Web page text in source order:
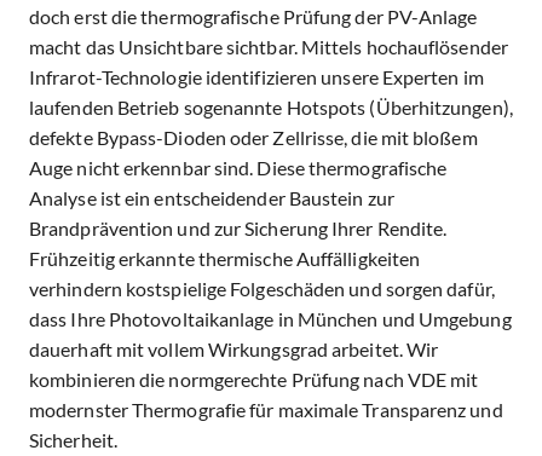
doch erst die thermografische Prüfung der PV-Anlage
macht das Unsichtbare sichtbar. Mittels hochauflösender
Infrarot-Technologie identifizieren unsere Experten im
laufenden Betrieb sogenannte Hotspots (Überhitzungen),
defekte Bypass-Dioden oder Zellrisse, die mit bloßem
Auge nicht erkennbar sind. Diese thermografische
Analyse ist ein entscheidender Baustein zur
Brandprävention und zur Sicherung Ihrer Rendite.
Frühzeitig erkannte thermische Auffälligkeiten
verhindern kostspielige Folgeschäden und sorgen dafür,
dass Ihre Photovoltaikanlage in München und Umgebung
dauerhaft mit vollem Wirkungsgrad arbeitet. Wir
kombinieren die normgerechte Prüfung nach VDE mit
modernster Thermografie für maximale Transparenz und
Sicherheit.